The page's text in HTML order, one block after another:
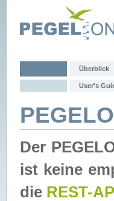
Überblick
User's
Der
ist keine
die REST-